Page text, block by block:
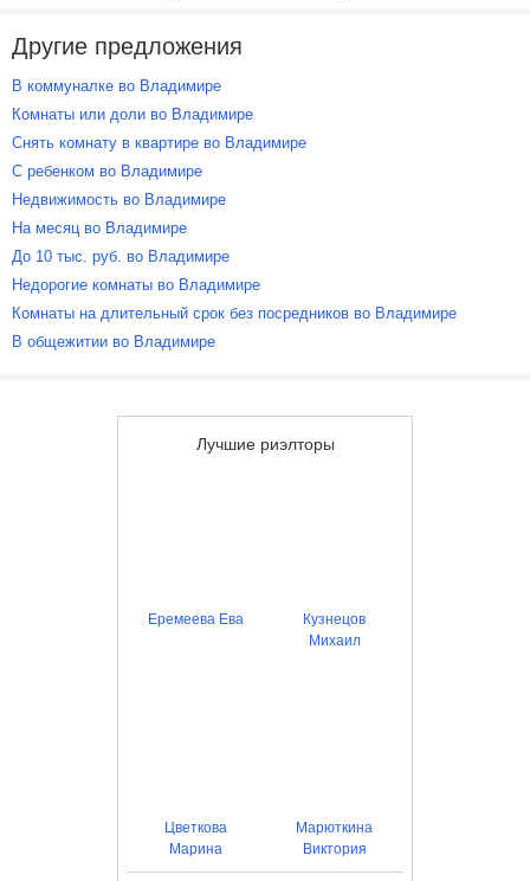
Другие предложения
В коммуналке во Владимире
Комнаты или доли во Владимире
Снять комнату в квартире во Владимире
С ребенком во Владимире
Недвижимость во Владимире
На месяц во Владимире
До 10 тыс. руб. во Владимире
Недорогие комнаты во Владимире
Комнаты на длительный срок без посредников во Владимире
В общежитии во Владимире
Лучшие риэлторы
Еремеева Ева
Кузнецов
Михаил
Цветкова
Марина
Марюткина
Виктория